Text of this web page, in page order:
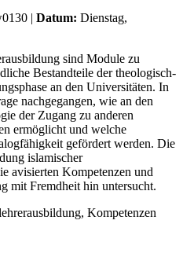
| Datum: Dienstag,
sind Module zu
Bestandteile der theologisch-
an den Universitäten. In
nachgegangen, wie an den
der Zugang zu anderen
ermöglicht und welche
gefördert werden. Die
islamischer
avisierten Kompetenzen und
mit Fremdheit hin untersucht.
Kompetenzen